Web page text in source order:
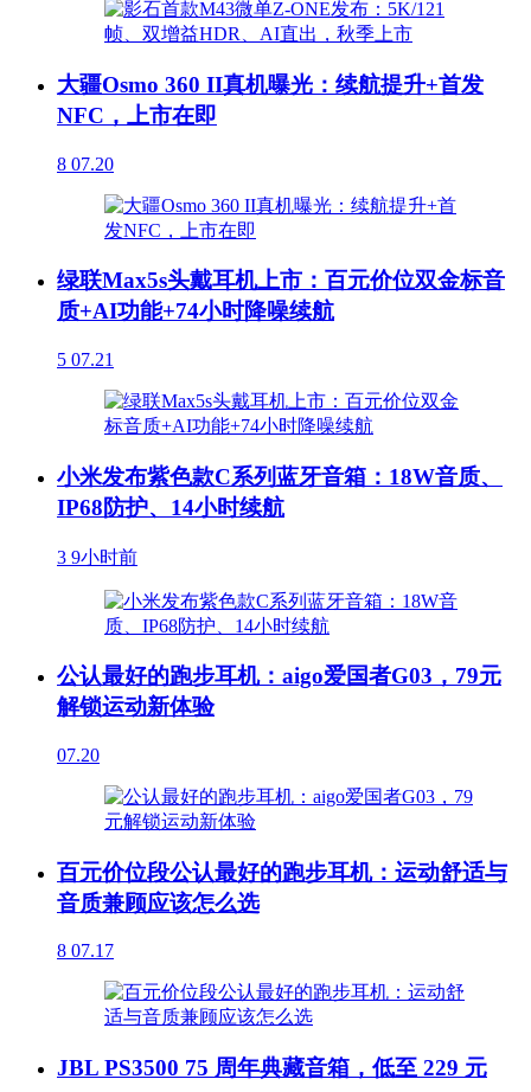
大疆Osmo 360 II真机曝光：续航提升+首发
NFC，上市在即
8 07.20
绿联Max5s头戴耳机上市：百元价位双金标音
质+AI功能+74小时降噪续航
5 07.21
小米发布紫色款C系列蓝牙音箱：18W音质、
IP68防护、14小时续航
3 9小时前
公认最好的跑步耳机：aigo爱国者G03，79元
解锁运动新体验
07.20
百元价位段公认最好的跑步耳机：运动舒适与
音质兼顾应该怎么选
8 07.17
JBL PS3500 75 周年典藏音箱，低至 229 元